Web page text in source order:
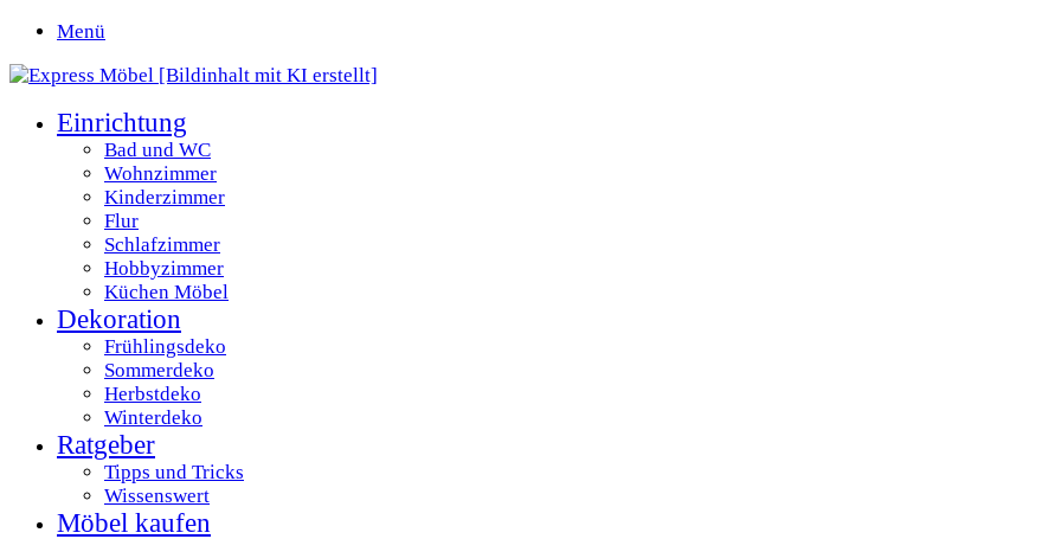
Menü
Einrichtung
Bad und WC
Wohnzimmer
Kinderzimmer
Flur
Schlafzimmer
Hobbyzimmer
Küchen Möbel
Dekoration
Frühlingsdeko
Sommerdeko
Herbstdeko
Winterdeko
Ratgeber
Tipps und Tricks
Wissenswert
Möbel kaufen